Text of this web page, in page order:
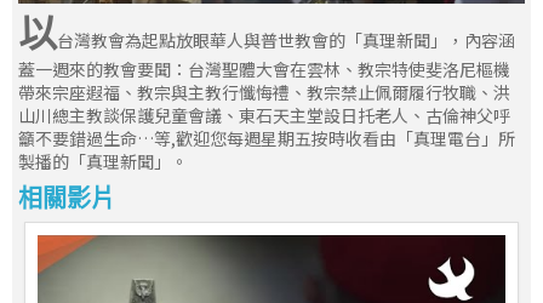
以台灣教會為起點放眼華人與普世教會的「真理新聞」，內容涵
蓋一週來的教會要聞：台灣聖體大會在雲林、教宗特使斐洛尼樞機
帶來宗座遐福、教宗與主教行懺悔禮、教宗禁止佩爾履行牧職、洪
山川總主教談保護兒童會議、東石天主堂設日托老人、古倫神父呼
籲不要錯過生命…等,歡迎您每週星期五按時收看由「真理電台」所
製播的「真理新聞」。
相關影片